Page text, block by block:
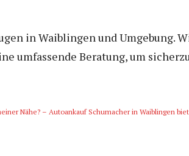
in Waiblingen und Umgebung.
umfassende Beratung, um
Nähe? – Autoankauf Schumacher in Waiblingen